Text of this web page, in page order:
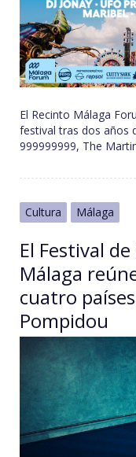
El Recinto Málaga
festival tras dos años
999999999, The
Cultura Málaga
El Festival
Málaga
cuatro
Pompidou